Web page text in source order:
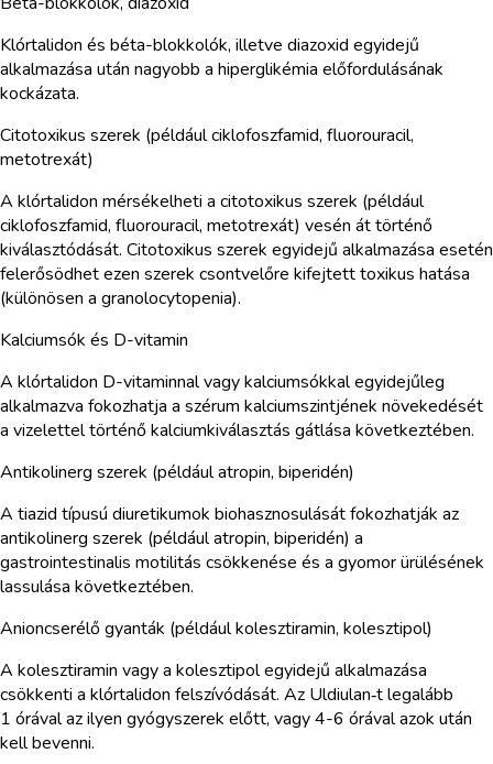
Klórtalidon és béta-blokkolók, illetve diazoxid egyidejű
alkalmazása után nagyobb a hiperglikémia előfordulásának
kockázata.
Citotoxikus szerek (például ciklofoszfamid, fluorouracil,
metotrexát)
A klórtalidon mérsékelheti a citotoxikus szerek (például
ciklofoszfamid, fluorouracil, metotrexát) vesén át történő
kiválasztódását. Citotoxikus szerek egyidejű alkalmazása esetén
felerősödhet ezen szerek csontvelőre kifejtett toxikus hatása
(különösen a granolocytopenia).
Kalciumsók és D-vitamin
A klórtalidon D-vitaminnal vagy kalciumsókkal egyidejűleg
alkalmazva fokozhatja a szérum kalciumszintjének növekedését
a vizelettel történő kalciumkiválasztás gátlása következtében.
Antikolinerg szerek (például atropin, biperidén)
A tiazid típusú diuretikumok biohasznosulását fokozhatják az
antikolinerg szerek (például atropin, biperidén) a
gastrointestinalis motilitás csökkenése és a gyomor ürülésének
lassulása következtében.
Anioncserélő gyanták (például kolesztiramin, kolesztipol)
A kolesztiramin vagy a kolesztipol egyidejű alkalmazása
csökkenti a klórtalidon felszívódását. Az Uldiulan‑t legalább
1 órával az ilyen gyógyszerek előtt, vagy 4-6 órával azok után
kell bevenni.